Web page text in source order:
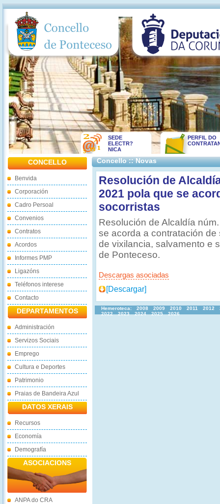
SEDE
ELECTR?
NICA
PERFIL DO
CONCELLO
Benvida
Corporación
Cadro Persoal
Convenios
Contratos
Acordos
Informes PMP
Ligazóns
Teléfonos interese
Contacto
DEPARTAMENTOS
Administración
Servizos Sociais
Emprego
Cultura e Deportes
Patrimonio
Praias de Bandeira Azul
DATOS XERAIS
Recursos
Economía
Demografía
ASOCIACIONS
ANPA do CRA
Concello :: Novas
Resolución de
2021 pola que se
socorristas
Resolución de Alcaldía
se acorda a contratación
de vixilancia, salvamento e
de Ponteceso.
Descargas asociadas
[Descargar]
Hemeroteca: 2008 2009 2010 2011 2012
2022
2023 2024 2025 2026